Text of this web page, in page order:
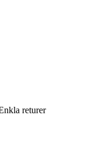
returer